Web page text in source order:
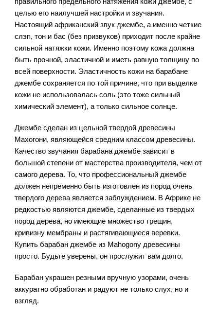
целью его наилучшей настройки и звучания.
Настоящий африканский звук джембе, а именно четкие
слэп, тон и бас (без призвуков) приходит после крайне
сильной натяжки кожи. Именно поэтому кожа должна
быть прочной, эластичной и иметь равную толщину по
всей поверхности. Эластичность кожи на барабане
джембе сохраняется по той причине, что при выделке
кожи не использовалась соль (это тоже сильный
химический элемент), а только сильное солнце.
Джембе сделан из цельной твердой древесины
Махогони, являющейся средним классом древесины.
Качество звучания барабана джембе зависит в
большой степени от мастерства производителя, чем от
самого дерева. То, что профессиональный джембе
должен непременно быть изготовлен из пород очень
твердого дерева является заблуждением. В Африке не
редкостью являются джембе, сделанные из твердых
пород дерева, но имеющие множество трещин,
кривизну мембраны и растягивающиеся веревки.
Купить барабан джембе из Mahogony древесины
просто. Будьте уверены, он прослужит вам долго.
Барабан украшен резными вручную узорами, очень
аккуратно обработан и радуют не только слух, но и
взгляд.